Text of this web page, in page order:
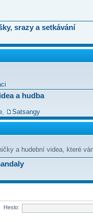
srazy a setkávání
a hudba
Satsangy
a hudební videa, které
Heslo: